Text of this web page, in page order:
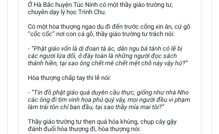
Ở Hà Bắc huyện Túc Ninh có một thầy giáo trường tư,
chuyên dạy lý học Trình Chu.
Có một hòa thượng ngao du đi đến trước cổng xin ăn, cứ gõ
“cốc cốc” nơi con cá gỗ, thầy giáo trường tư trách nói:
- “Phật giáo vốn là dị đoan tà ác, dân ngu bá tánh có lẽ bị
các ngươi lừa dối, ở đây toàn là những người đọc sách
thánh hiền, tại sao ông chết mê chết mệt chỗ này vậy hử?”
Hòa thượng chấp tay thi lễ nói:
- “Tín đồ phật giáo quả duyên cầu thực, giống như nhà Nho
các ông đi tìm vinh hoa phú quý vậy, mọi người đều vi phạm
làm trái tôn chỉ ban đầu, tại sao thầy mỉa mai tôi?”
Thầy giáo trường tư thẹn quá hóa khùng, chụp cây gậy
đánh đuổi hòa thượng đi, hòa thượng nói: